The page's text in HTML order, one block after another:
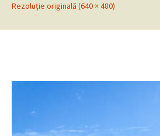
Rezoluție originală (640 × 480)